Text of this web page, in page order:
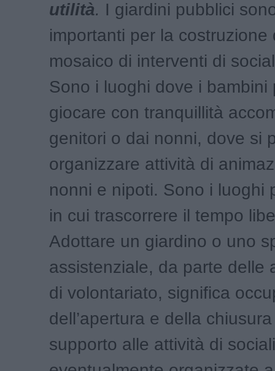
utilità. I giardini pubblici
importanti per la costruzione
mosaico di interventi di
Sono i luoghi dove i bambini
giocare con tranquillità
genitori o dai nonni, dove si
organizzare attività di
nonni e nipoti. Sono i luoghi
in cui trascorrere il tempo
Adottare un giardino o uno
assistenziale, da parte delle
di volontariato, significa
dell’apertura e della
supporto alle attività di